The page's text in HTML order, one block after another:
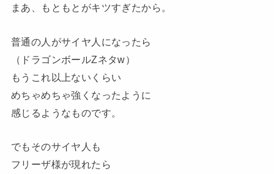
まあ、もともとがキツすぎたから。
普通の人がサイヤ人になったら
（ドラゴンボールZネタw）
もうこれ以上ないくらい
めちゃめちゃ強くなったように
感じるようなものです。
でもそのサイヤ人も
フリーザ様が現れたら